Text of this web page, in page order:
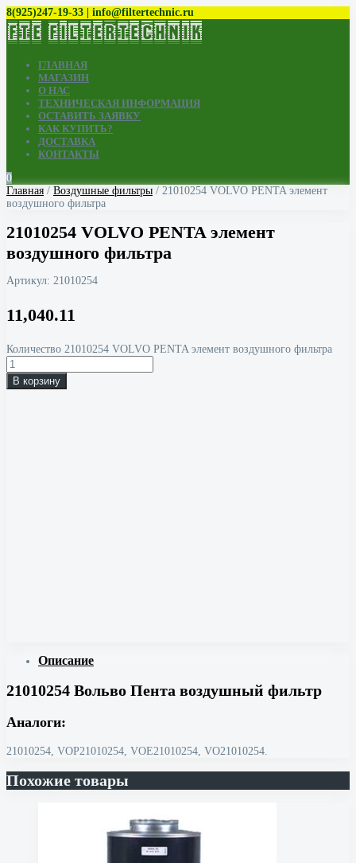
8(925)247-19-33 | info@filtertechnic.ru
ГЛАВНАЯ
МАГАЗИН
О НАС
ТЕХНИЧЕСКАЯ ИНФОРМАЦИЯ
ОСТАВИТЬ ЗАЯВКУ
КАК КУПИТЬ?
ДОСТАВКА
КОНТАКТЫ
0
Главная / Воздушные фильтры / 21010254 VOLVO PENTA элемент
воздушного фильтра
21010254 VOLVO PENTA элемент
воздушного фильтра
Артикул: 21010254
11,040.11
Количество 21010254 VOLVO PENTA элемент воздушного фильтра
В корзину
Описание
21010254 Вольво Пента воздушный фильтр
Аналоги:
21010254, VOP21010254, VOE21010254, VO21010254.
Похожие товары